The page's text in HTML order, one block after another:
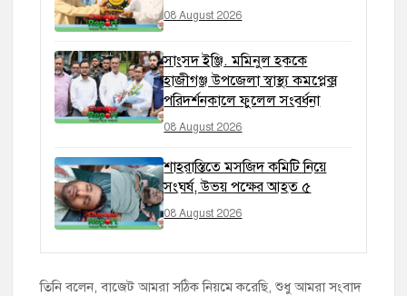
08 August 2026
সাংসদ ইঞ্জি. মমিনুল হককে
হাজীগঞ্জ উপজেলা স্বাস্থ্য কমপ্লেক্স
পরিদর্শনকালে ফুলেল সংবর্ধনা
08 August 2026
শাহরাস্তিতে মসজিদ কমিটি নিয়ে
সংঘর্ষ, উভয় পক্ষের আহত ৫
08 August 2026
তিনি বলেন, বাজেট আমরা সঠিক নিয়মে করেছি, শুধু আমরা সংবাদ